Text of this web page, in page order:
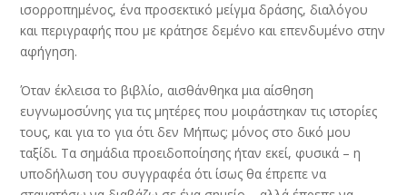
ισορροπημένος, ένα προσεκτικό μείγμα δράσης, διαλόγου
και περιγραφής που με κράτησε δεμένο και επενδυμένο στην
αφήγηση.
Όταν έκλεισα το βιβλίο, αισθάνθηκα μια αίσθηση
ευγνωμοσύνης για τις μητέρες που μοιράστηκαν τις ιστορίες
τους, και για το για ότι δεν Μήπως; μόνος στο δικό μου
ταξίδι. Τα σημάδια προειδοποίησης ήταν εκεί, φυσικά – η
υποδήλωση του συγγραφέα ότι ίσως θα έπρεπε να